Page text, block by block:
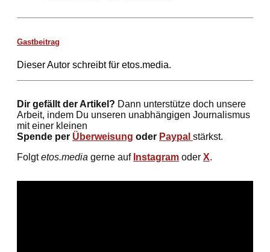
Gastbeitrag
Dieser Autor schreibt für etos.media.
Dir gefällt der Artikel? Dann unterstütze doch unsere
Arbeit, indem Du unseren unabhängigen Journalismus
mit einer kleinen
Spende per Überweisung oder Paypal stärkst.
Folgtetos.media gerne auf Instagram oder X.